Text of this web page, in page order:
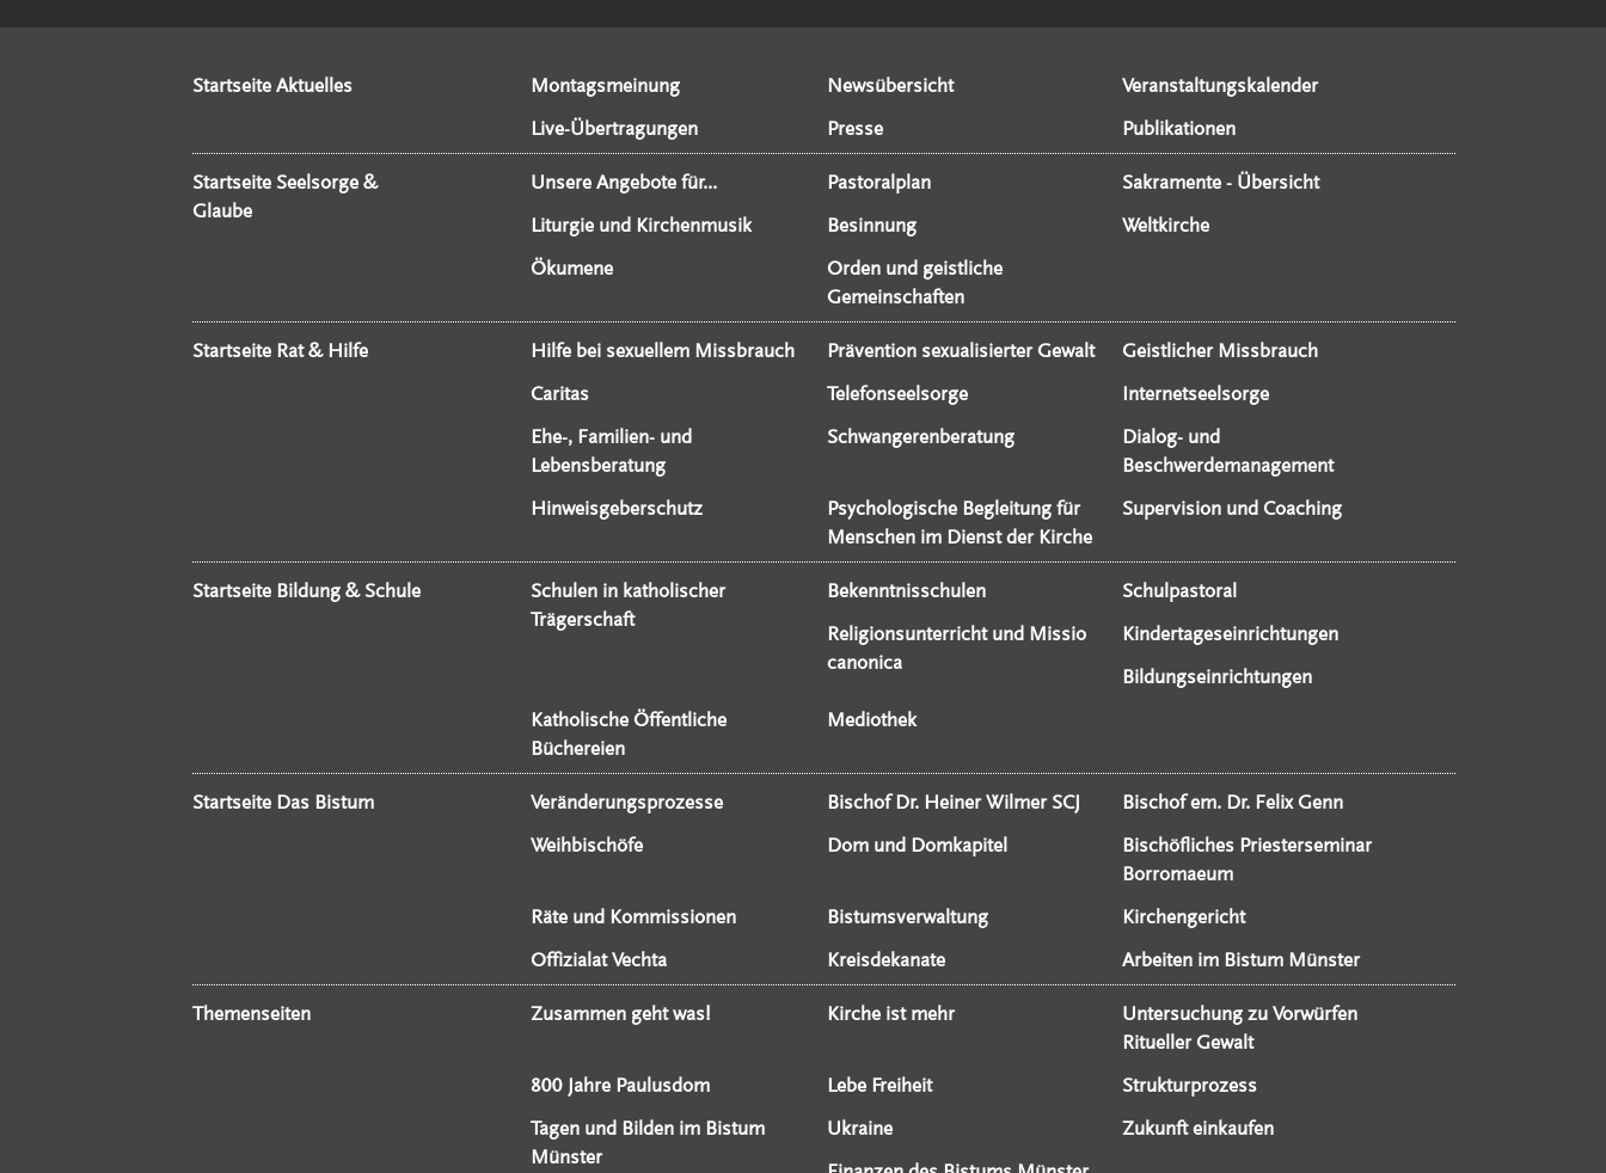
Startseite Aktuelles Montagsmeinung Newsübersicht
Veranstaltungskalender
Live-Übertragungen
Presse Publikationen
Startseite Seelsorge &
Glaube
Unsere Angebote für... Pastoralplan
Sakramente - Übersicht
Liturgie und Kirchenmusik
Besinnung
Weltkirche
Ökumene
Orden und geistliche
Gemeinschaften
Startseite Rat & Hilfe Hilfe bei sexuellem Missbrauch Prävention sexualisierter Gewalt
Geistlicher Missbrauch
Caritas
Telefonseelsorge
Internetseelsorge
Ehe-, Familien- und
Lebensberatung
Schwangerenberatung
Dialog- und
Beschwerdemanagement
Hinweisgeberschutz
Psychologische Begleitung für
Menschen im Dienst der Kirche
Supervision und Coaching
Startseite Bildung & Schule
Schulen in katholischer
Trägerschaft
Bekenntnisschulen
Schulpastoral
Religionsunterricht und Missio
canonica
Kindertageseinrichtungen
Bildungseinrichtungen
Katholische Öffentliche
Büchereien
Mediothek
Startseite Das Bistum Veränderungsprozesse Bischof Dr. Heiner Wilmer SCJ
Bischof em. Dr. Felix Genn
Weihbischöfe
Dom und Domkapitel
Bischöfliches Priesterseminar
Borromaeum
Räte und Kommissionen
Bistumsverwaltung
Kirchengericht
Offizialat Vechta
Kreisdekanate Arbeiten im Bistum Münster
Themenseiten Zusammen geht was! Kirche ist mehr
Untersuchung zu Vorwürfen
Ritueller Gewalt
800 Jahre Paulusdom
Lebe Freiheit
Strukturprozess
Tagen und Bilden im Bistum
Münster
Ukraine
Zukunft einkaufen